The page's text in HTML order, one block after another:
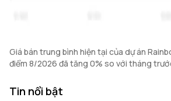
Giá bán trung bình hiện tại của dự án
điểm 8/2026 đã tăng 0% so với tháng
Tin nổi bật